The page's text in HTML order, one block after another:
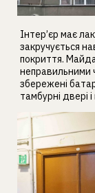
Інтер’єр має
закручується
покриття.
неправильними
збережені
тамбурні двері